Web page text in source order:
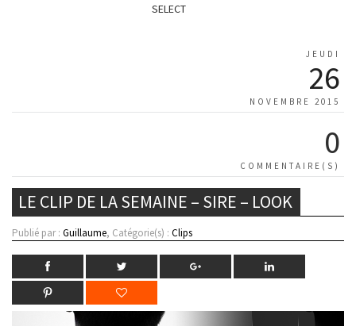
SELECT
JEUDI
26
NOVEMBRE 2015
0
COMMENTAIRE(S)
LE CLIP DE LA SEMAINE – SIRE – LOOK
Publié par : Guillaume, Catégorie(s) : Clips